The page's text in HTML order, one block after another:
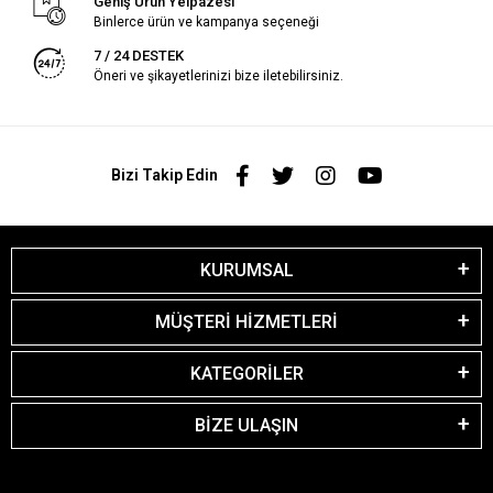
Binlerce ürün ve kampanya seçeneği
7 / 24 DESTEK
Öneri ve şikayetlerinizi bize iletebilirsiniz.
Bizi Takip Edin
KURUMSAL
MÜŞTERİ HİZMETLERİ
KATEGORİLER
BİZE ULAŞIN